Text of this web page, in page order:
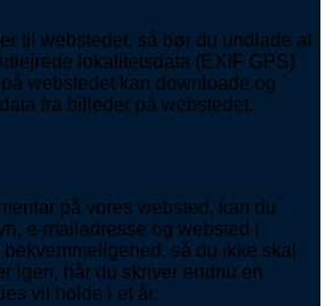
til webstedet, så bør du undlade at
lokalitetsdata (EXIF GPS)
webstedet kan downloade og
fra billeder på webstedet.
på vores websted, kan du
e-mailadresse og websted i
så du ikke skal
igen, når du skriver endnu en
vil holde i et år.